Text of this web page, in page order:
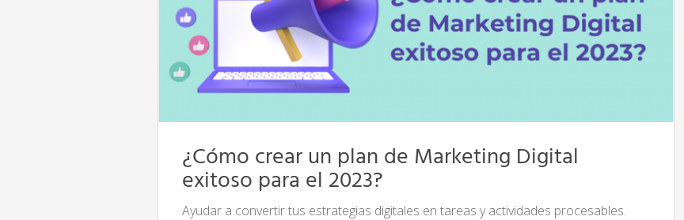
¿Cómo crear un plan de Marketing Digital
exitoso para el 2023?
Ayudar a convertir tus estrategias digitales en tareas y actividades procesables.